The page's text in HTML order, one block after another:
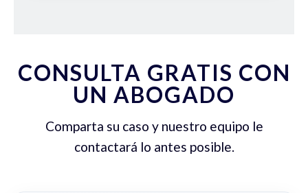
CONSULTA GRATIS CON
UN ABOGADO
Comparta su caso y nuestro equipo le
contactará lo antes posible.